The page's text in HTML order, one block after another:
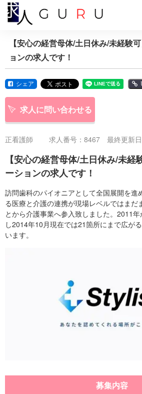
【安心の経営母体/土日休み/未経験
ョンの求人です！
シェア
求人に問い合わせる
正看護師 求人番号：8467 最終更新
【安心の経営母体/土日休み/未
ーションの求人です！
訪問歯科のパイオニアとして全国展開を進
る医療と介護の連携が現場レベルではまだ
とから介護事業へ参入致しました。2011
し2014年10月現在では21箇所にまで広が
います。
募集内容